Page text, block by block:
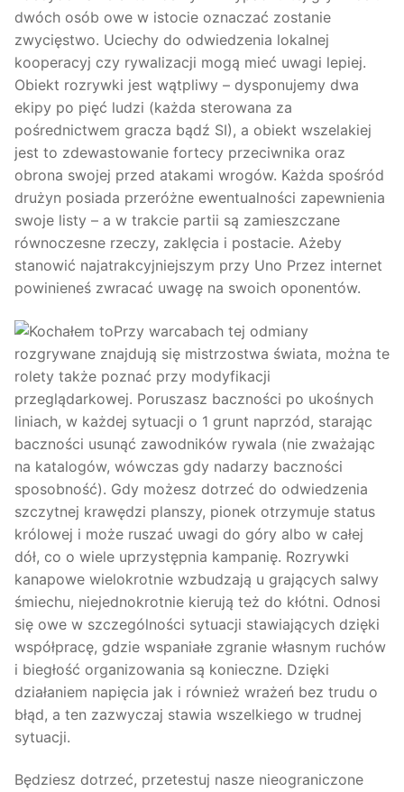
dwóch osób owe w istocie oznaczać zostanie
zwycięstwo. Uciechy do odwiedzenia lokalnej
kooperacyj czy rywalizacji mogą mieć uwagi lepiej.
Obiekt rozrywki jest wątpliwy – dysponujemy dwa
ekipy po pięć ludzi (każda sterowana za
pośrednictwem gracza bądź SI), a obiekt wszelakiej
jest to zdewastowanie fortecy przeciwnika oraz
obrona swojej przed atakami wrogów. Każda spośród
drużyn posiada przeróżne ewentualności zapewnienia
swoje listy – a w trakcie partii są zamieszczane
równoczesne rzeczy, zaklęcia i postacie. Ażeby
stanowić najatrakcyjniejszym przy Uno Przez internet
powinieneś zwracać uwagę na swoich oponentów.
Przy warcabach tej odmiany
rozgrywane znajdują się mistrzostwa świata, można te
rolety także poznać przy modyfikacji
przeglądarkowej. Poruszasz baczności po ukośnych
liniach, w każdej sytuacji o 1 grunt naprzód, starając
baczności usunąć zawodników rywala (nie zważając
na katalogów, wówczas gdy nadarzy baczności
sposobność). Gdy możesz dotrzeć do odwiedzenia
szczytnej krawędzi planszy, pionek otrzymuje status
królowej i może ruszać uwagi do góry albo w całej
dół, co o wiele uprzystępnia kampanię. Rozrywki
kanapowe wielokrotnie wzbudzają u grających salwy
śmiechu, niejednokrotnie kierują też do kłótni. Odnosi
się owe w szczególności sytuacji stawiających dzięki
współpracę, gdzie wspaniałe zgranie własnym ruchów
i biegłość organizowania są konieczne. Dzięki
działaniem napięcia jak i również wrażeń bez trudu o
błąd, a ten zazwyczaj stawia wszelkiego w trudnej
sytuacji.
Będziesz dotrzeć, przetestuj nasze nieograniczone